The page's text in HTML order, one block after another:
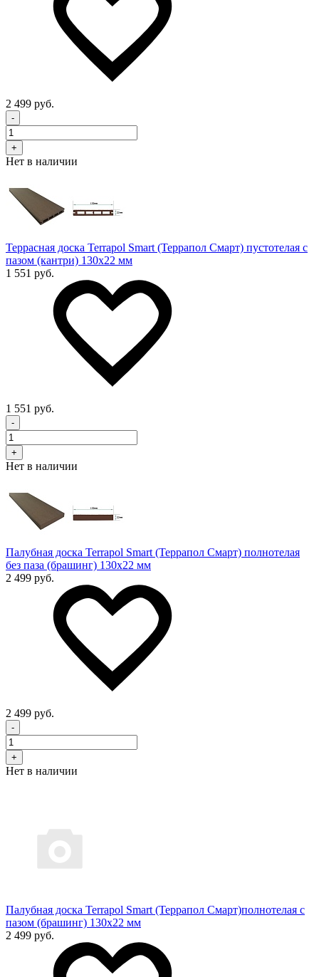
2 499 руб.
-
+
Нет в наличии
Террасная доска Terrapol Smart (Террапол Смарт) пустотелая с
пазом (кантри) 130х22 мм
1 551 руб.
1 551 руб.
-
+
Нет в наличии
Палубная доска Terrapol Smart (Террапол Смарт) полнотелая
без паза (брашинг) 130х22 мм
2 499 руб.
2 499 руб.
-
+
Нет в наличии
Палубная доска Terrapol Smart (Террапол Смарт)полнотелая с
пазом (брашинг) 130х22 мм
2 499 руб.